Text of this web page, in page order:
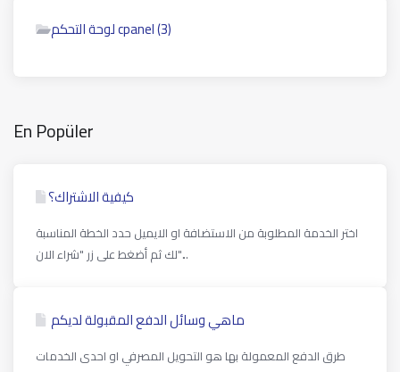
لوحة التحكم cpanel (3)
En Popüler
كيفية الاشتراك؟
اختر الخدمة المطلوبة من الاستضافة او الايميل حدد الخطة المناسبة
لك ثم أضغط على زر "شراء الان"...
ماهي وسائل الدفع المقبولة لديكم
طرق الدفع المعمولة بها هو التحويل المصرفي او احدى الخدمات